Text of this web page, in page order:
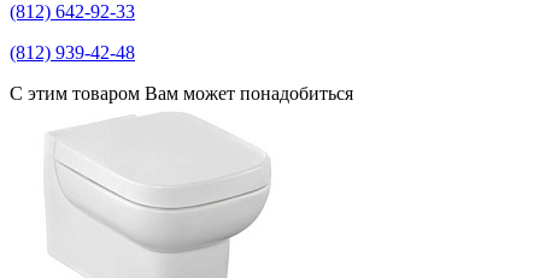
(812) 642-92-33
(812) 939-42-48
С этим товаром Вам может понадобиться